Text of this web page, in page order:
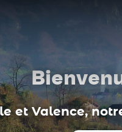
et Valence,